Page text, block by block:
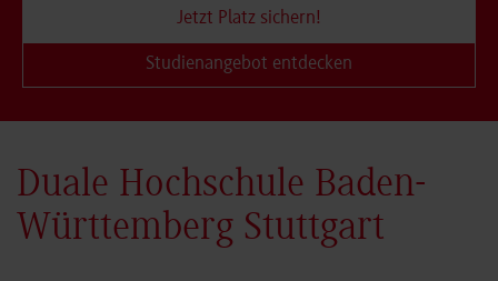
Jetzt Platz sichern!
Studienangebot entdecken
Duale Hochschule Baden-
Württemberg Stuttgart